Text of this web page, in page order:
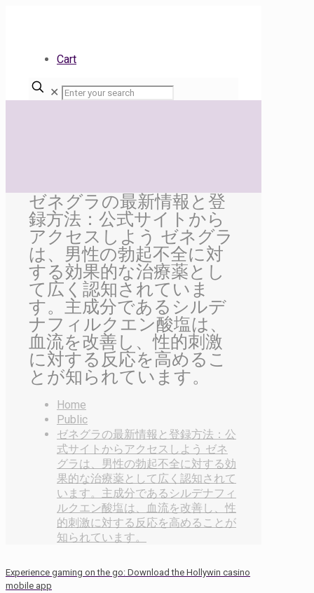
Cart
✕
ゼネグラの最新情報と登
録方法：公式サイトから
アクセスしよう ゼネグラ
は、男性の勃起不全に対
する効果的な治療薬とし
て広く認知されていま
す。主成分であるシルデ
ナフィルクエン酸塩は、
血流を改善し、性的刺激
に対する反応を高めるこ
とが知られています。
Home
Public
ゼネグラの最新情報と登録方法：公
式サイトからアクセスしよう ゼネ
グラは、男性の勃起不全に対する効
果的な治療薬として広く認知されて
います。主成分であるシルデナフィ
ルクエン酸塩は、血流を改善し、性
的刺激に対する反応を高めることが
知られています。
Experience gaming on the go: Download the Hollywin casino
mobile app